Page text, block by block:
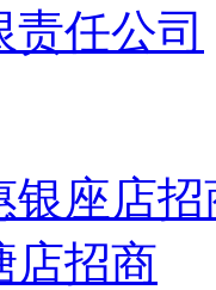
任公司
银座店招
店招商